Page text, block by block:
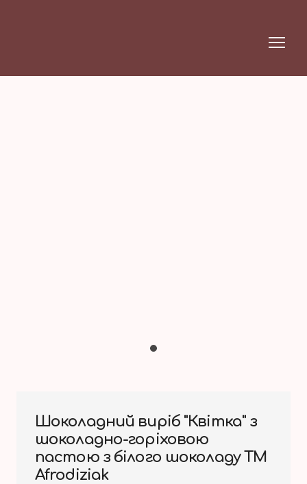
Шоколадний виріб "Квітка" з
шоколадно-горіховою
пастою з білого шоколаду TM
Afrodiziak